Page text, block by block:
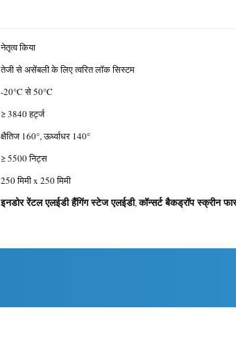
नेतृत्व किया
तेजी से असेंबली के लिए त्वरित लॉक सिस्टम
-20°C से 50°C
≥ 3840 हर्ट्ज
क्षैतिज 160°, ऊर्ध्वाधर 140°
≥ 5500 निट्स
250 मिमी x 250 मिमी
इनडोर रेंटल एलईडी हैंगिंग स्टेज एलईडी,कॉन्सर्ट बैकड्रॉप स्क्रीन